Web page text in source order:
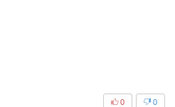
0
0